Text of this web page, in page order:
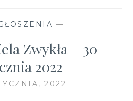
—
Zwykła – 30
2022
2022